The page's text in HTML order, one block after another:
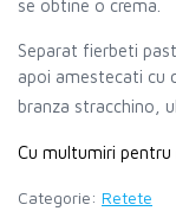
se obtine o crema.
Separat fierbeti
apoi amestecati cu
branza stracchino,
Cu multumiri
Categorie: Retete